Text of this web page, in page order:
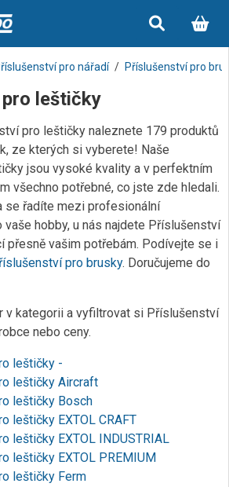
pro nářadí Příslušenství pro
leštičky
pro leštičky naleznete 179 produktů
ze kterých si vyberete! Naše
jsou vysoké kvality a v perfektním
všechno potřebné, co jste zde hledali.
se řadíte mezi profesionální
hobby, u nás najdete Příslušenství
přesně vašim potřebám. Podívejte se i
pro brusky. Doručujeme do
v kategorii a vyfiltrovat si Příslušenství
nebo ceny.
leštičky -
leštičky Aircraft
leštičky Bosch
leštičky EXTOL CRAFT
leštičky EXTOL INDUSTRIAL
leštičky EXTOL PREMIUM
leštičky Ferm